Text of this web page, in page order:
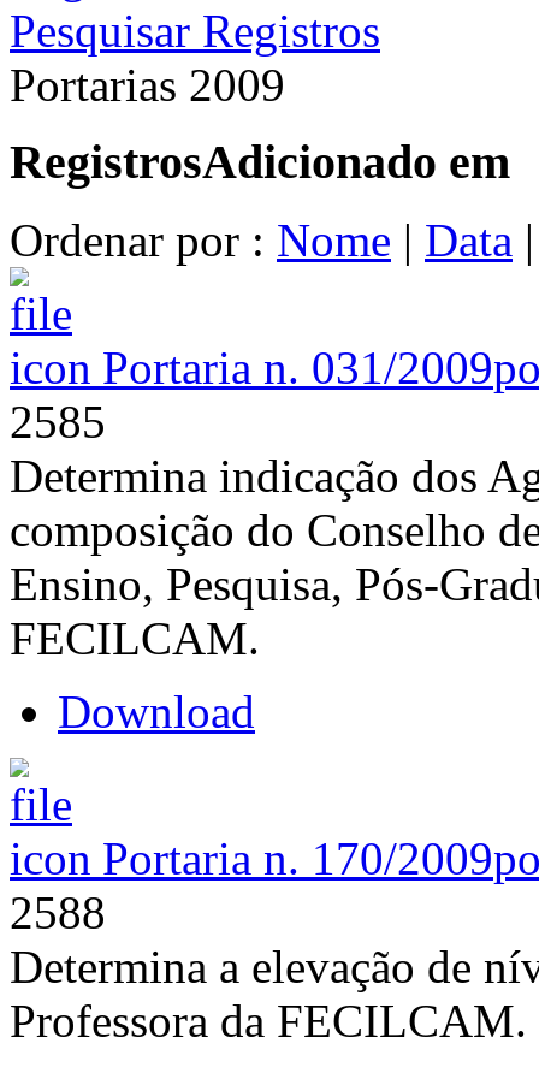
Pesquisar Registros
Portarias 2009
RegistrosAdicionado em
Ordenar por : Nome | Data
Portaria n. 031/2009
2585
Determina indicação dos
composição do Conselho
Ensino, Pesquisa, Pós-
FECILCAM.
Download
Portaria n. 170/2009
2588
Determina a elevação de
Professora da FECILCAM.